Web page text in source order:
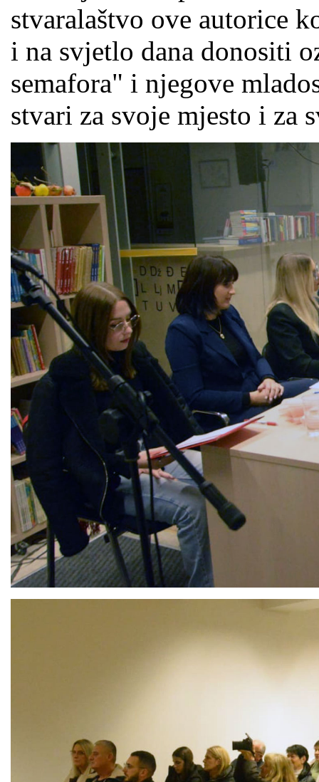
stvaralaštvo ove autorice
i na svjetlo dana donositi
semafora" i njegove
stvari za svoje mjesto i za